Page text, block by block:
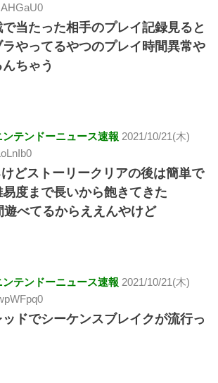
当たった相手のプレイ記録見ると
やってるやつのプレイ時間異常や
ちゃう
テンドーニュース速報 2021/10/21(木)
どストーリークリアの後は簡単で
度まで長いから飽きてきた
遊べてるからええんやけど
テンドーニュース速報 2021/10/21(木)
ドでシーケンスブレイクが流行っ